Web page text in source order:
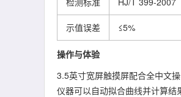
示值误差 ≤5%
操作与体验
3.5英寸宽屏触摸屏配合全中文
仪器可以自动拟合曲线并计算结